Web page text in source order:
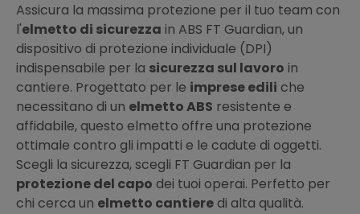
Assicura la massima protezione per il tuo team con
l'elmetto di sicurezza in ABS FT Guardian, un
dispositivo di protezione individuale (DPI)
indispensabile per la sicurezza sul lavoro in
cantiere. Progettato per le imprese edili che
necessitano di un elmetto ABS resistente e
affidabile, questo elmetto offre una protezione
ottimale contro gli impatti e le cadute di oggetti.
Scegli la sicurezza, scegli FT Guardian per la
protezione del capo dei tuoi operai. Perfetto per
chi cerca un elmetto cantieredi alta qualità.